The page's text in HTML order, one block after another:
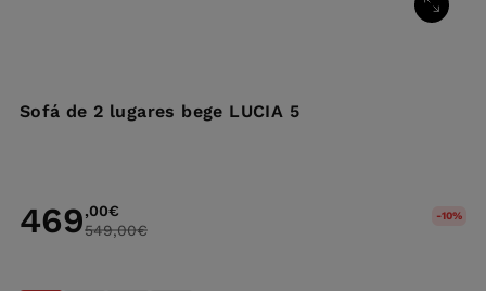
Sofá de 2 lugares bege LUCIA 5
469,00€
549,00€
-10%